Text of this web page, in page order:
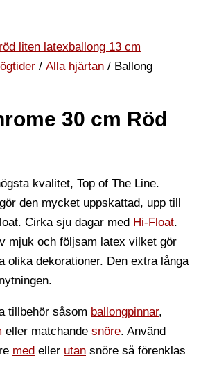
/ Alla hjärtan / Ballong
30 cm Röd
kvalitet, Top of The Line.
den mycket uppskattad, upp till
Cirka sju dagar med Hi-Float.
mjuk och följsam latex vilket gör
olika dekorationer. Den extra långa
tillbehör såsom ballongpinnar,
eller matchande snöre. Använd
med eller utan snöre så förenklas